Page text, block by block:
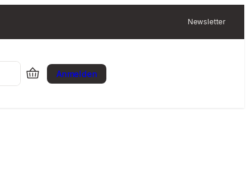
Newsletter
Anmelden